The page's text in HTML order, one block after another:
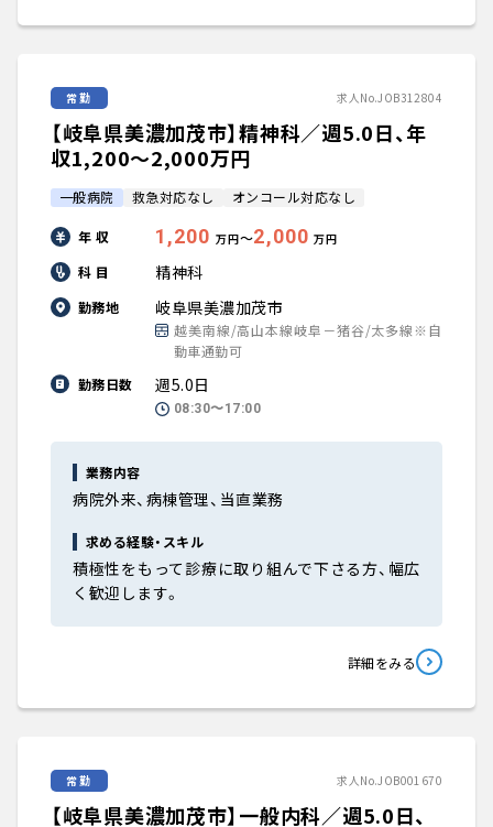
常勤 求人No.JOB312804
【岐阜県美濃加茂市】精神科／週5.0日、年
収1,200〜2,000万円
一般病院 救急対応なし オンコール対応なし
年 収 1,200 万円〜2,000 万円
科 目 精神科
勤務地 岐阜県美濃加茂市
越美南線/高山本線岐阜－猪谷/太多線※自
動車通勤可
勤務日数
週5.0日
08:30〜17:00
業務内容
病院外来、病棟管理、当直業務
求める経験・スキル
積極性をもって診療に取り組んで下さる方、幅広
く歓迎します。
詳細をみる
常勤 求人No.JOB001670
【岐阜県美濃加茂市】一般内科／週5.0日、